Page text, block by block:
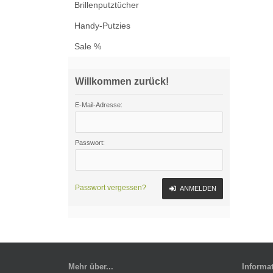
Brillenputztücher
Handy-Putzies
Sale %
Willkommen zurück!
E-Mail-Adresse:
Passwort:
Passwort vergessen? ANMELDEN
Mehr über...